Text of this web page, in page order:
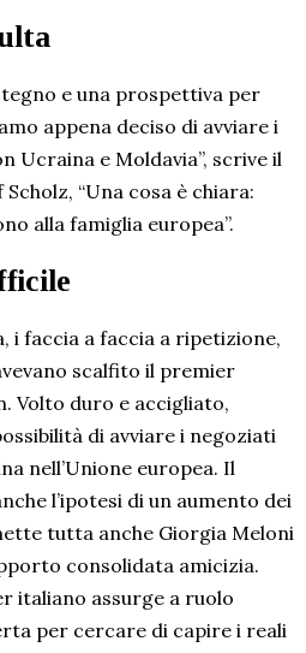
e una prospettiva per
appena deciso di avviare i
Ucraina e Moldavia”, scrive il
“Una cosa è chiara:
alla famiglia europea”.
i faccia a faccia a ripetizione,
scalfito il premier
Volto duro e accigliato,
di avviare i negoziati
nell’Unione europea. Il
l’ipotesi di un aumento dei
tutta anche Giorgia Meloni
consolidata amicizia.
italiano assurge a ruolo
per cercare di capire i reali